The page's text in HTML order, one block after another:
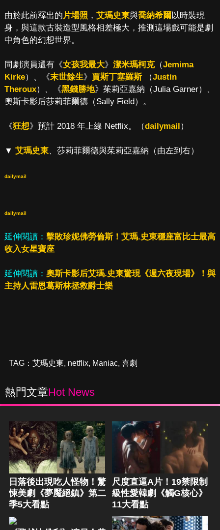
由於此前釋出的片場照 ， 艾瑪史東與喬納希爾以時裝現
身，與這款古裝造型風格相差極大，推測這場戲可能是劇
中角色的幻想世界。
同劇演員還有《女孩我最大》 潔米瑪柯克（Jemima
Kirke）、《末世餘生》 賈斯丁塞羅斯（Justin
Theroux）、《黑錢勝地》茱莉亞嘉納（Julia Garner）、
奧斯卡影后莎莉菲爾德（Sally Field）。
《狂想》預計 2018 年上線 Netflix。（dailymail）
▼ 艾瑪史東、莎莉菲爾德與茱莉亞嘉納（由左到右）
dailymail
dailymail
延伸閱讀： 擊敗珍妮佛勞倫斯！艾瑪.史東穩座富比士最高
收入女星寶座
延伸閱讀： 奧斯卡影后艾瑪.史東驚現《週六夜現場》！與
主持人雷恩葛斯林拯救爵士樂
TAG： 艾瑪史東, netflix, Maniac, 喜劇
熱門文章Hot News
日落後出現吃人怪物！驚
悚美劇《夢魘絕鎮》第二
季5大看點
尺度直逼A片！19禁限制
級性愛韓劇《觸G核心》
11大看點